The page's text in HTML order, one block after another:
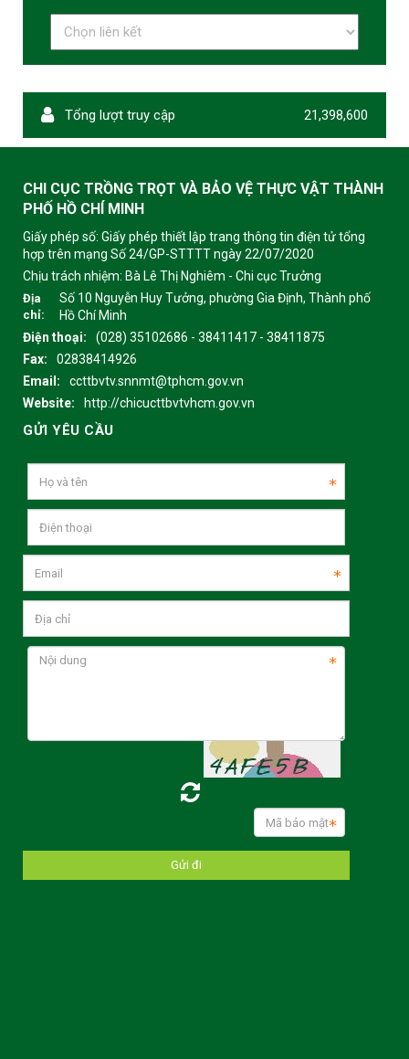
Tổng lượt truy cập 21,398,600
CHI CỤC TRỒNG TRỌT VÀ BẢO VỆ THỰC VẬT THÀNH
PHỐ HỒ CHÍ MINH
Giấy phép số: Giấy phép thiết lập trang thông tin điện tử tổng
hợp trên mạng Số 24/GP-STTTT ngày 22/07/2020
Chịu trách nhiệm: Bà Lê Thị Nghiêm - Chi cục Trưởng
Địa
chỉ:
Số 10 Nguyễn Huy Tưởng, phường Gia Định, Thành phố
Hồ Chí Minh
Điện thoại:
(028) 35102686 - 38411417 - 38411875
Fax:
02838414926
Email:
ccttbvtv.snnmt@tphcm.gov.vn
Website:
http://chicucttbvtvhcm.gov.vn
GỬI YÊU CẦU